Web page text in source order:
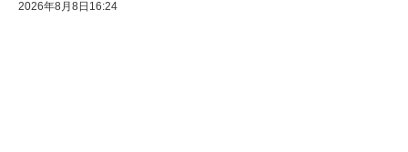
2026年8月8日16:24